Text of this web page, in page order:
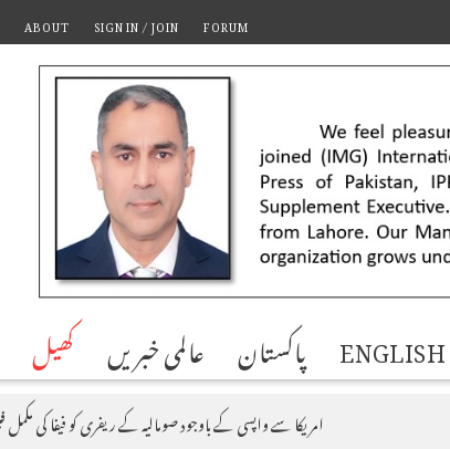
ABOUT SIGN IN / JOIN FORUM
کھیل عالمی خبریں پاکستان ENGLISH
امریکا سے واپسی کے باوجود صومالیہ کے ریفری کو فیفا کی